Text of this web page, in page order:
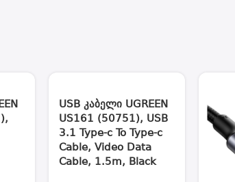
USB კაბელი UGREEN
US161 (50751), USB
3.1 Type-c To Type-c
Cable, Video Data
Cable, 1.5m, Black